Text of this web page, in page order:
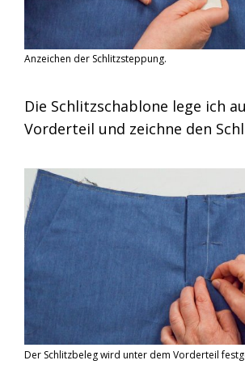
Anzeichen der Schlitzsteppung.
Die Schlitzschablone lege ich
Vorderteil und zeichne den
Der Schlitzbeleg wird unter dem Vorderteil